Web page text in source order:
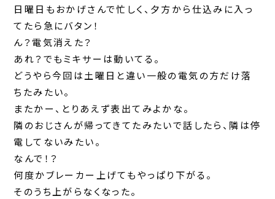
日曜日もおかげさんで忙しく、夕方から仕込みに入っ
てたら急にバタン！
ん？電気消えた？
あれ？でもミキサーは動いてる。
どうやら今回は土曜日と違い一般の電気の方だけ落
ちたみたい。
またかー、とりあえず表出てみよかな。
隣のおじさんが帰ってきてたみたいで話したら、隣は停
電してないみたい。
なんで！？
何度かブレーカー上げてもやっぱり下がる。
そのうち上がらなくなった。